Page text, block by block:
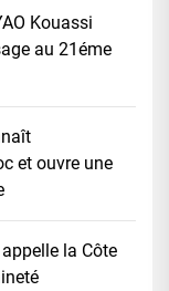
Kouassi
au 21éme
et ouvre une
la Côte